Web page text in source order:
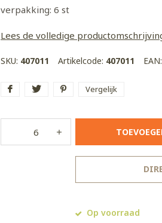
verpakking: 6 st
Lees de volledige
SKU: 407011 Artikelcode: 407011 EAN:
Vergelijk
Op voorraad